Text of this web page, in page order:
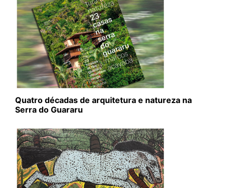
Quatro décadas de arquitetura e natureza na
Serra do Guararu